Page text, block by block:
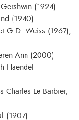
(1924)
(1940)
G.D. Weiss (1967),
Ann (2000)
Haendel
Le Barbier,
(1907)